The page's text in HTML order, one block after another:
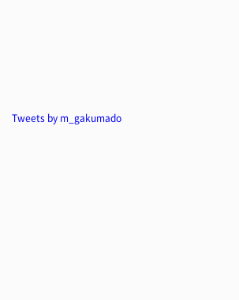
Tweets by m_gakumado